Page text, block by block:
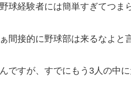
野球経験者には簡単すぎてつま
間接的に野球部は来るなよと
ですが、すでにもう3人の中